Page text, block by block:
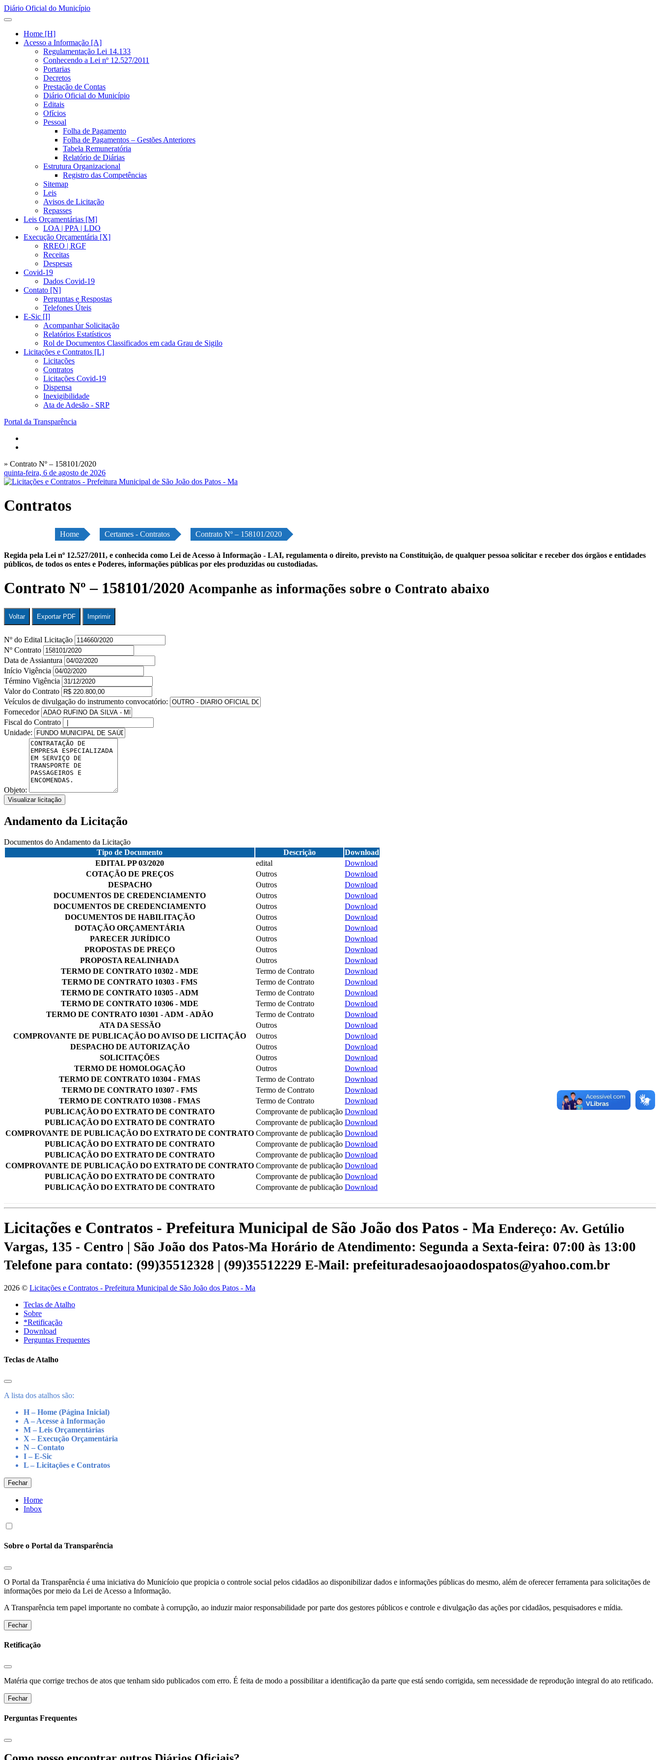
Diário Oficial do Município
Home [H]
Acesso a Informação [A]
Regulamentação Lei 14.133
Conhecendo a Lei nº 12.527/2011
Portarias
Decretos
Prestação de Contas
Diário Oficial do Município
Editais
Ofícios
Pessoal
Folha de Pagamento
Folha de Pagamentos – Gestões Anteriores
Tabela Remuneratória
Relatório de Diárias
Estrutura Organizacional
Registro das Competências
Sitemap
Leis
Avisos de Licitação
Repasses
Leis Orçamentárias [M]
LOA | PPA | LDO
Execução Orçamentária [X]
RREO | RGF
Receitas
Despesas
Covid-19
Dados Covid-19
Contato [N]
Perguntas e Respostas
Telefones Úteis
E-Sic [I]
Acompanhar Solicitação
Relatórios Estatísticos
Rol de Documentos Classificados em cada Grau de Sigilo
Licitações e Contratos [L]
Licitações
Contratos
Licitações Covid-19
Dispensa
Inexigibilidade
Ata de Adesão - SRP
Portal da Transparência
» Contrato Nº – 158101/2020
quinta-feira, 6 de agosto de 2026
Contratos
Home Certames - Contratos Contrato Nº – 158101/2020
Regida pela Lei nº 12.527/2011, e conhecida como Lei de Acesso à Informação - LAI, regulamenta o direito, previsto na Constituição, de qualquer pessoa solicitar e receber dos órgãos e entidades
públicos, de todos os entes e Poderes, informações públicas por eles produzidas ou custodiadas.
Contrato Nº – 158101/2020 Acompanhe as informações sobre o Contrato abaixo
Voltar Exportar PDF Imprimir
Nº do Edital Licitação
Nº Contrato
Data de Assiantura
Início Vigência
Término Vigência
Valor do Contrato
Veículos de divulgação do instrumento convocatório:
Fornecedor
Fiscal do Contrato
Unidade:
Objeto:
Visualizar licitação
Andamento da Licitação
Documentos do Andamento da Licitação
Tipo de Documento
Descrição
Download
EDITAL PP 03/2020
edital
Download
COTAÇÃO DE PREÇOS
Outros
Download
DESPACHO
Outros
Download
DOCUMENTOS DE CREDENCIAMENTO
Outros
Download
DOCUMENTOS DE CREDENCIAMENTO
Outros
Download
DOCUMENTOS DE HABILITAÇÃO
Outros
Download
DOTAÇÃO ORÇAMENTÁRIA
Outros
Download
PARECER JURÍDICO
Outros
Download
PROPOSTAS DE PREÇO
Outros
Download
PROPOSTA REALINHADA
Outros
Download
TERMO DE CONTRATO 10302 - MDE
Termo de Contrato
Download
TERMO DE CONTRATO 10303 - FMS
Termo de Contrato
Download
TERMO DE CONTRATO 10305 - ADM
Termo de Contrato
Download
TERMO DE CONTRATO 10306 - MDE
Termo de Contrato
Download
TERMO DE CONTRATO 10301 - ADM - ADÃO
Termo de Contrato
Download
ATA DA SESSÃO
Outros
Download
COMPROVANTE DE PUBLICAÇÃO DO AVISO DE LICITAÇÃO
Outros
Download
DESPACHO DE AUTORIZAÇÃO
Outros
Download
SOLICITAÇÕES
Outros
Download
TERMO DE HOMOLOGAÇÃO
Outros
Download
TERMO DE CONTRATO 10304 - FMAS
Termo de Contrato
Download
TERMO DE CONTRATO 10307 - FMS
Termo de Contrato
Download
TERMO DE CONTRATO 10308 - FMAS
Termo de Contrato
Download
PUBLICAÇÃO DO EXTRATO DE CONTRATO
Comprovante de publicação Download
PUBLICAÇÃO DO EXTRATO DE CONTRATO
Comprovante de publicação Download
COMPROVANTE DE PUBLICAÇÃO DO EXTRATO DE CONTRATO Comprovante de publicação Download
PUBLICAÇÃO DO EXTRATO DE CONTRATO
Comprovante de publicação Download
PUBLICAÇÃO DO EXTRATO DE CONTRATO
Comprovante de publicação Download
COMPROVANTE DE PUBLICAÇÃO DO EXTRATO DE CONTRATO Comprovante de publicação Download
PUBLICAÇÃO DO EXTRATO DE CONTRATO
Comprovante de publicação Download
PUBLICAÇÃO DO EXTRATO DE CONTRATO
Comprovante de publicação Download
Licitações e Contratos - Prefeitura Municipal de São João dos Patos - Ma Endereço: Av. Getúlio
Vargas, 135 - Centro | São João dos Patos-Ma Horário de Atendimento: Segunda a Sexta-feira: 07:00 às 13:00
Telefone para contato: (99)35512328 | (99)35512229 E-Mail: prefeituradesaojoaodospatos@yahoo.com.br
2026 © Licitações e Contratos - Prefeitura Municipal de São João dos Patos - Ma
Teclas de Atalho
Sobre
*Retificação
Download
Perguntas Frequentes
Teclas de Atalho
A lista dos atalhos são:
H – Home (Página Inicial)
A – Acesse à Informação
M – Leis Orçamentárias
X – Execução Orçamentária
N – Contato
I – E-Sic
L – Licitações e Contratos
Fechar
Home
Inbox
Sobre o Portal da Transparência
O Portal da Transparência é uma iniciativa do Municíoio que propicia o controle social pelos cidadãos ao disponibilizar dados e informações públicas do mesmo, além de oferecer ferramenta para solicitações de
informações por meio da Lei de Acesso a Informação.
A Transparência tem papel importante no combate à corrupção, ao induzir maior responsabilidade por parte dos gestores públicos e controle e divulgação das ações por cidadãos, pesquisadores e mídia.
Fechar
Retificação
Matéria que corrige trechos de atos que tenham sido publicados com erro. É feita de modo a possibilitar a identificação da parte que está sendo corrigida, sem necessidade de reprodução integral do ato retificado.
Fechar
Perguntas Frequentes